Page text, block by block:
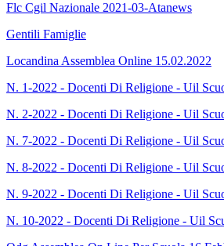
Flc Cgil Nazionale 2021-03-Atanews
Gentili Famiglie
Locandina Assemblea Online 15.02.2022
N. 1-2022 - Docenti Di Religione - Uil
N. 2-2022 - Docenti Di Religione - Uil
N. 7-2022 - Docenti Di Religione - Uil
N. 8-2022 - Docenti Di Religione - Uil
N. 9-2022 - Docenti Di Religione - Uil
N. 10-2022 - Docenti Di Religione - Uil